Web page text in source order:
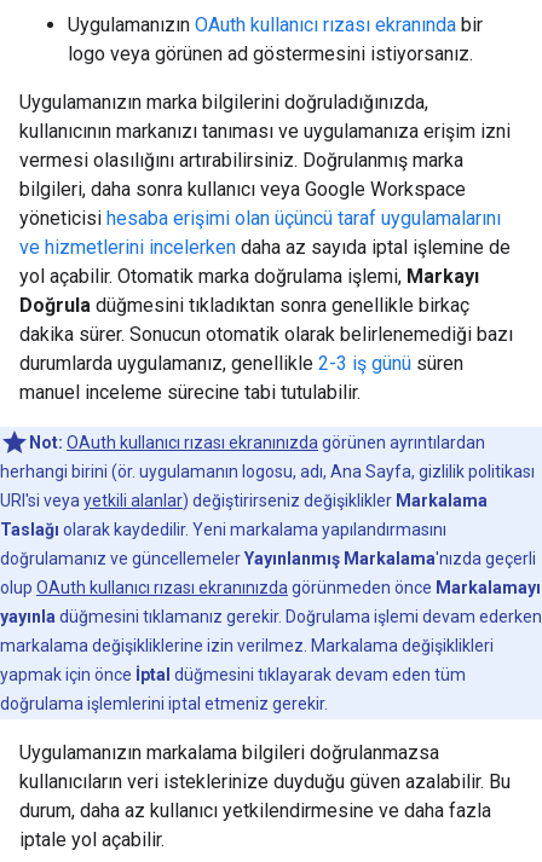
Uygulamanızın OAuth kullanıcı rızası ekranında bir
logo veya görünen ad göstermesini istiyorsanız.
Uygulamanızın marka bilgilerini doğruladığınızda,
kullanıcının markanızı tanıması ve uygulamanıza erişim izni
vermesi olasılığını artırabilirsiniz. Doğrulanmış marka
bilgileri, daha sonra kullanıcı veya Google Workspace
yöneticisi hesaba erişimi olan üçüncü taraf uygulamalarını
ve hizmetlerini incelerken daha az sayıda iptal işlemine de
yol açabilir. Otomatik marka doğrulama işlemi, Markayı
Doğrula düğmesini tıkladıktan sonra genellikle birkaç
dakika sürer. Sonucun otomatik olarak belirlenemediği bazı
durumlarda uygulamanız, genellikle 2-3 iş günü süren
manuel inceleme sürecine tabi tutulabilir.
Not: OAuth kullanıcı rızası ekranınızda görünen ayrıntılardan
herhangi birini (ör. uygulamanın logosu, adı, Ana Sayfa, gizlilik politikası
URI'si veya yetkili alanlar) değiştirirseniz değişiklikler Markalama
Taslağı olarak kaydedilir. Yeni markalama yapılandırmasını
doğrulamanız ve güncellemelerYayınlanmış Markalama'nızda geçerli
olup OAuth kullanıcı rızası ekranınızda görünmeden önce Markalamayı
yayınla düğmesini tıklamanız gerekir. Doğrulama işlemi devam ederken
markalama değişikliklerine izin verilmez. Markalama değişiklikleri
yapmak için önce İptal düğmesini tıklayarak devam eden tüm
doğrulama işlemlerini iptal etmeniz gerekir.
Uygulamanızın markalama bilgileri doğrulanmazsa
kullanıcıların veri isteklerinize duyduğu güven azalabilir. Bu
durum, daha az kullanıcı yetkilendirmesine ve daha fazla
iptale yol açabilir.